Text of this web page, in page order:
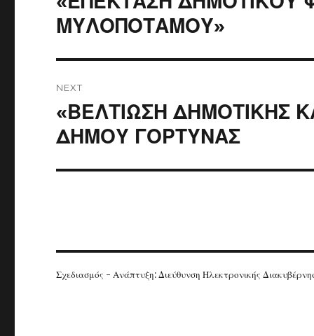
post:
ΜΥΛΟΠΟΤΑΜΟΥ»
NEXT
Next
post:
«ΒΕΛΤΙΩΣΗ ΔΗΜΟΤΙΚΗΣ
ΔΗΜΟΥ ΓΟΡΤΥΝΑΣ
Σχεδιασμός - Ανάπτυξη: Διεύθυνση Ηλεκτρονικής